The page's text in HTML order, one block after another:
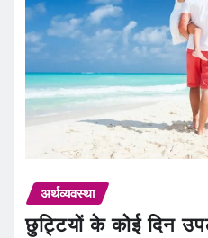
अर्थव्यवस्था
छुट्टियों के कोई दिन